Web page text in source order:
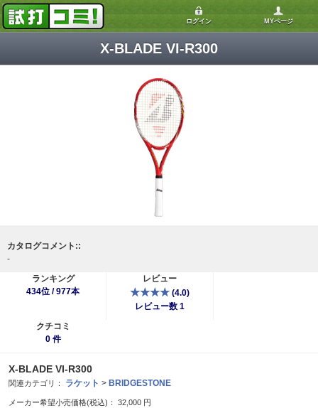
ログイン MYページ
X-BLADE VI-R300
カタログコメント::
-
ランキング
434位 / 977本
レビュー
★★★★(4.0)
レビュー数 1
クチコミ
0 件
X-BLADE VI-R300
関連カテゴリ： ラケット > BRIDGESTONE
メーカー希望小売価格(税込)： 32,000 円